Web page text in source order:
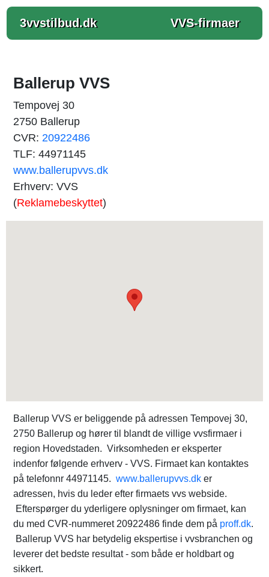
3vvstilbud.dk VVS-firmaer
Ballerup VVS
Tempovej 30
2750 Ballerup
CVR: 20922486
TLF: 44971145
www.ballerupvvs.dk
Erhverv: VVS
(Reklamebeskyttet)
Ballerup VVS er beliggende på adressen Tempovej 30,
2750 Ballerup og hører til blandt de villige vvsfirmaer i
region Hovedstaden. Virksomheden er eksperter
indenfor følgende erhverv - VVS. Firmaet kan kontaktes
på telefonnr 44971145. www.ballerupvvs.dk er
adressen, hvis du leder efter firmaets vvs webside.
Efterspørger du yderligere oplysninger om firmaet, kan
du med CVR-nummeret 20922486 finde dem på proff.dk.
Ballerup VVS har betydelig ekspertise i vvsbranchen og
leverer det bedste resultat - som både er holdbart og
sikkert.